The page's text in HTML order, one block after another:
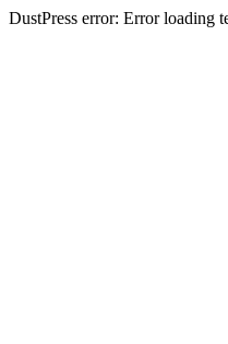
DustPress error: Error loading